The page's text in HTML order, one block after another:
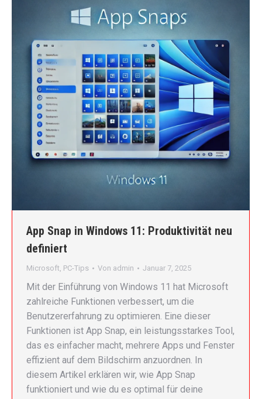
App Snap in Windows 11: Produktivität neu
definiert
Microsoft, PC-Tips Von admin Januar 7, 2025
Mit der Einführung von Windows 11 hat Microsoft
zahlreiche Funktionen verbessert, um die
Benutzererfahrung zu optimieren. Eine dieser
Funktionen ist App Snap, ein leistungsstarkes Tool,
das es einfacher macht, mehrere Apps und Fenster
effizient auf dem Bildschirm anzuordnen. In
diesem Artikel erklären wir, wie App Snap
funktioniert und wie du es optimal für deine